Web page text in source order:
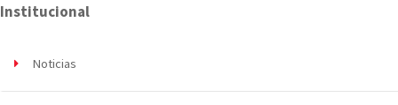
Institucional
Noticias